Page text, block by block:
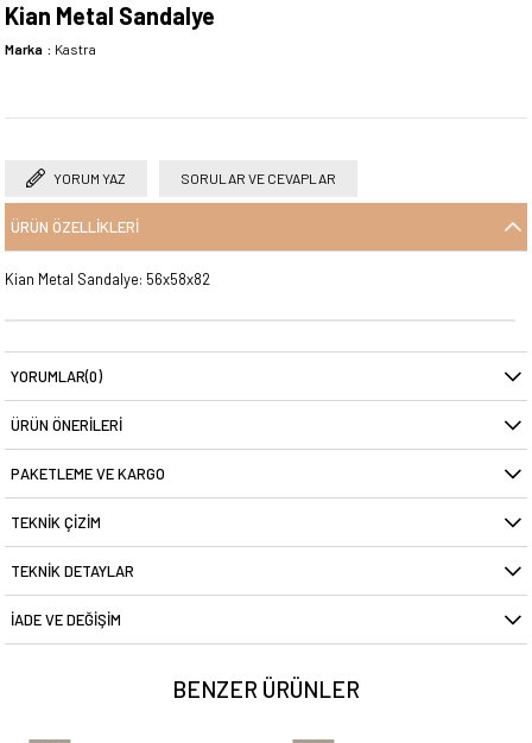
Kian Metal Sandalye
Marka : Kastra
YORUM YAZ SORULAR VE CEVAPLAR
ÜRÜN ÖZELLIKLERI
Kian Metal Sandalye: 56x58x82
YORUMLAR(0)
ÜRÜN ÖNERILERI
PAKETLEME VE KARGO
TEKNIK ÇIZIM
TEKNIK DETAYLAR
İADE VE DEĞIŞIM
BENZER ÜRÜNLER